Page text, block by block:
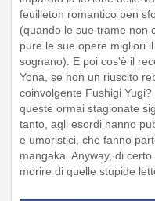
feuilleton romantico ben
(quando le sue trame non
pure le sue opere migliori
sognano). E poi cos'è il
Yona, se non un riuscito
coinvolgente Fushigi
queste ormai stagionate
tanto, agli esordi hanno
e umoristici, che fanno
mangaka. Anyway, di
morire di quelle stupide